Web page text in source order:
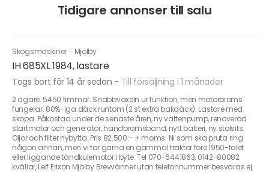
Tidigare annonser till salu
Skogsmaskiner · Mjölby
IH 685XL 1984, lastare
Togs bort för 14 år sedan - Till försäljning i 1 månader
2 ägare. 5450 timmar. Snabbväxeln ur funktion, men motorbroms
fungerar. 80%-iga däck runtom (2 st extra bakdäck). Lastare med
skopa. Påkostad under de senaste åren, ny vattenpump, renoverad
startmotor och generator, handbromsband, nytt batteri, ny stolsits.
Oljor och filter nybytta. Pris 82.500:- + moms. Ni som ska pruta ring
någon annan, men vi tar gärna en gammal traktor före 1950-talet
eller liggande tändkulemotor i byte. Tel 070-6441863, 0142-80082
kvällar, Leif Erixon Mjölby Brevvänner utan telefonnummer besvaras ej.